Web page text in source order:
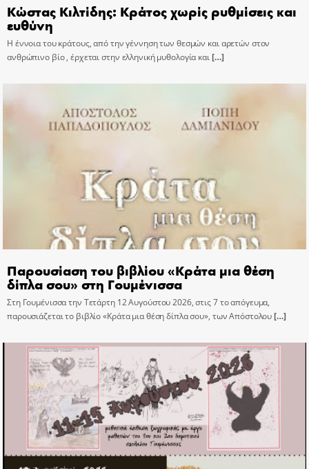
Κώστας Κιλτίδης: Κράτος χωρίς ρυθμίσεις και
ευθύνη
Η έννοια του κράτους, από την γέννηση των θεσμών και αρετών στον
ανθρώπινο βίο , έρχεται στην ελληνική μυθολογία και[…]
Παρουσίαση του βιβλίου «Κράτα μια θέση
δίπλα σου» στη Γουμένισσα
Στη Γουμένισσα την Τετάρτη 12 Αυγούστου 2026, στις 7 το απόγευμα,
παρουσιάζεται το βιβλίο «Κράτα μια θέση δίπλα σου», των Απόστολου[…]